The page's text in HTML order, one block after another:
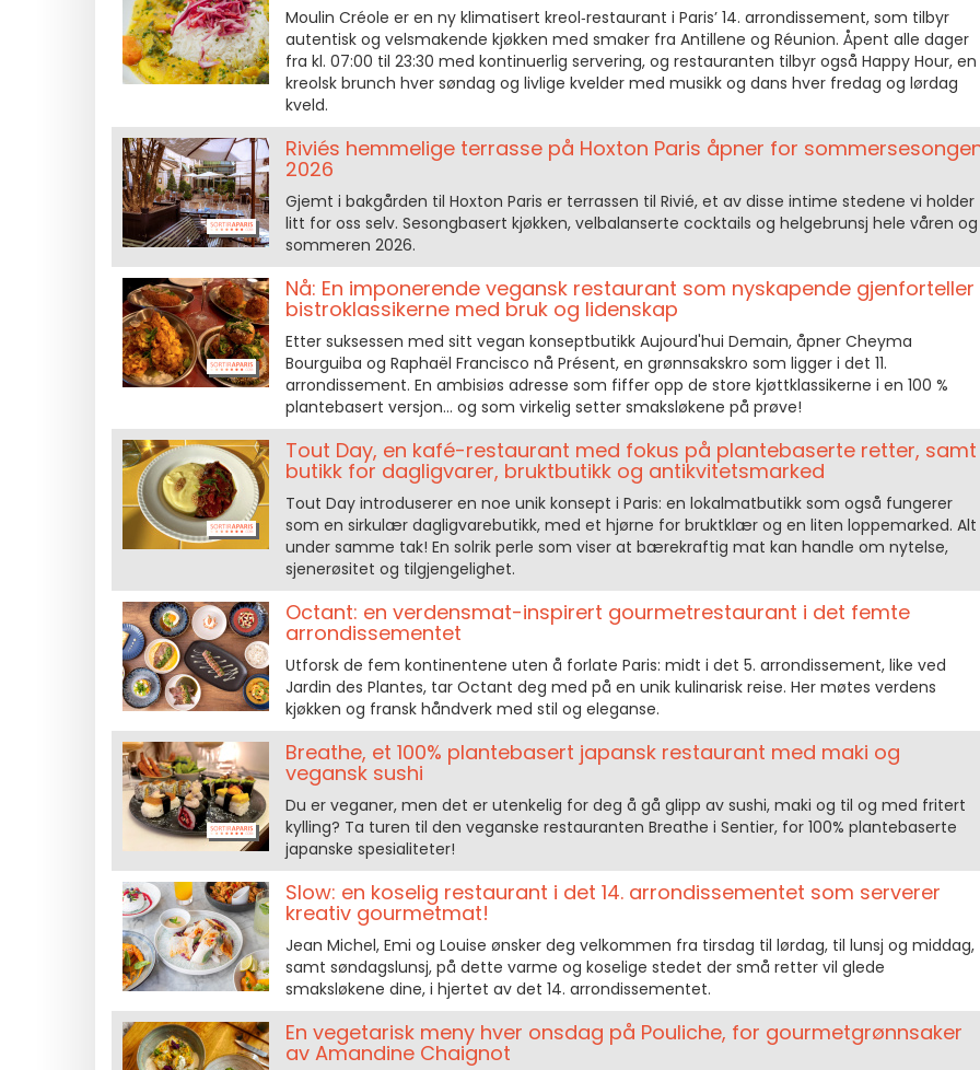
Moulin Créole er en ny klimatisert kreol‑restaurant i Paris’ 14. arrondissement, som tilbyr
autentisk og velsmakende kjøkken med smaker fra Antillene og Réunion. Åpent alle dager
fra kl. 07:00 til 23:30 med kontinuerlig servering, og restauranten tilbyr også Happy Hour, en
kreolsk brunch hver søndag og livlige kvelder med musikk og dans hver fredag og lørdag
kveld.
Riviés hemmelige terrasse på Hoxton Paris åpner for
2026
Gjemt i bakgården til Hoxton Paris er terrassen til Rivié, et av disse intime stedene vi holder
litt for oss selv. Sesongbasert kjøkken, velbalanserte cocktails og helgebrunsj hele våren og
sommeren 2026.
Nå: En imponerende vegansk restaurant som nyskapende gjenforteller
bistroklassikerne med bruk og lidenskap
Etter suksessen med sitt vegan konseptbutikk Aujourd'hui Demain, åpner Cheyma
Bourguiba og Raphaël Francisco nå Présent, en grønnsakskro som ligger i det 11.
arrondissement. En ambisiøs adresse som fiffer opp de store kjøttklassikerne i en 100 %
plantebasert versjon... og som virkelig setter smaksløkene på prøve!
Tout Day, en kafé-restaurant med fokus på plantebaserte retter, samt
butikk for dagligvarer, bruktbutikk og antikvitetsmarked
Tout Day introduserer en noe unik konsept i Paris: en lokalmatbutikk som også fungerer
som en sirkulær dagligvarebutikk, med et hjørne for bruktklær og en liten loppemarked. Alt
under samme tak! En solrik perle som viser at bærekraftig mat kan handle om nytelse,
sjenerøsitet og tilgjengelighet.
Octant: en verdensmat-inspirert gourmetrestaurant i det femte
arrondissementet
Utforsk de fem kontinentene uten å forlate Paris: midt i det 5. arrondissement, like ved
Jardin des Plantes, tar Octant deg med på en unik kulinarisk reise. Her møtes verdens
kjøkken og fransk håndverk med stil og eleganse.
Breathe, et 100% plantebasert japansk restaurant med maki og
vegansk sushi
Du er veganer, men det er utenkelig for deg å gå glipp av sushi, maki og til og med fritert
kylling? Ta turen til den veganske restauranten Breathe i Sentier, for 100% plantebaserte
japanske spesialiteter!
Slow: en koselig restaurant i det 14. arrondissementet som serverer
kreativ gourmetmat!
Jean Michel, Emi og Louise ønsker deg velkommen fra tirsdag til lørdag, til lunsj og middag,
samt søndagslunsj, på dette varme og koselige stedet der små retter vil glede
smaksløkene dine, i hjertet av det 14. arrondissementet.
En vegetarisk meny hver onsdag på Pouliche, for gourmetgrønnsaker
av Amandine Chaignot